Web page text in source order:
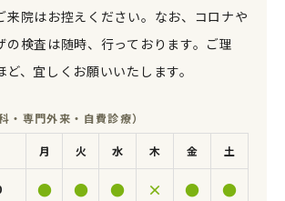
来院はお控えください。なお、コロナや
の検査は随時、行っております。ご理
、宜しくお願いいたします。
科・専門外来・自費診療）
月 火 水 木 金 土
● ● ● × ● ●